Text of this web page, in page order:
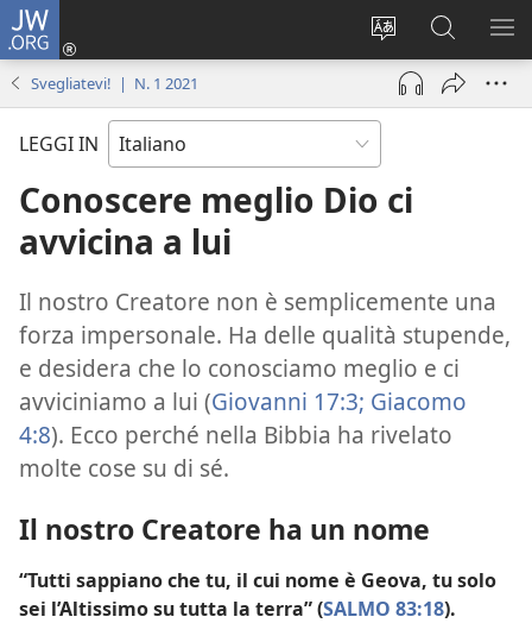
JW.ORG
Modificare
lingua
Accedi
(apre
nuova
finestra)
Cerca
in
JW.ORG
Svegliatevi! | N. 1 2021
LEGGI IN
Conoscere meglio Dio ci
avvicina a lui
Il nostro Creatore non è semplicemente una
forza impersonale. Ha delle qualità stupende,
e desidera che lo conosciamo meglio e ci
avviciniamo a lui (Giovanni 17:3; Giacomo
4:8). Ecco perché nella Bibbia ha rivelato
molte cose su di sé.
Il nostro Creatore ha un nome
“Tutti sappiano che tu, il cui nome è Geova, tu solo
sei l’Altissimo su tutta la terra” (SALMO 83:18).